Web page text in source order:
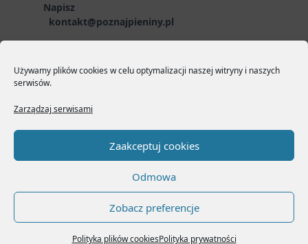
Używamy plików cookies w celu optymalizacji naszej witryny i naszych
serwisów.
Zarządzaj serwisami
Zaakceptuj cookies
Odmowa
Zobacz preferencje
Polityka plików cookiesPolityka prywatności
Napisz
kontakt@poznajpieniny.pl
cennik usług
poprzez formularz